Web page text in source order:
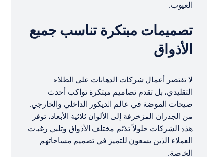
العيوب.
تصميمات مبتكرة تناسب جميع
الأذواق
لا تقتصر أعمال شركات الدهانات على الطلاء
التقليدي، بل تقدم تصاميم مبتكرة تواكب أحدث
صيحات الموضة في عالم الديكور الداخلي والخارجي.
من الجدران المزخرفة إلى الألوان ثلاثية الأبعاد، توفر
هذه الشركات حلولاً تلائم مختلف الأذواق وتلبي رغبات
العملاء الذين يسعون للتميز في تصميم مساحاتهم
الخاصة.